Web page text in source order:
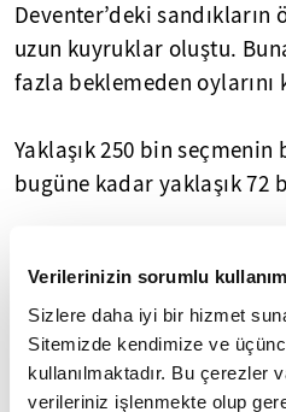
Verilerinizin sorumlu
Sizlere daha iyi bir hizmet
Sitemizde kendimize ve
kullanılmaktadır. Bu çerezler
verileriniz işlenmekte olup
Deventer’deki
uzun kuyruklar oluştu.
fazla beklemeden
Yaklaşık 250 bin
bugüne kadar yaklaşık 72